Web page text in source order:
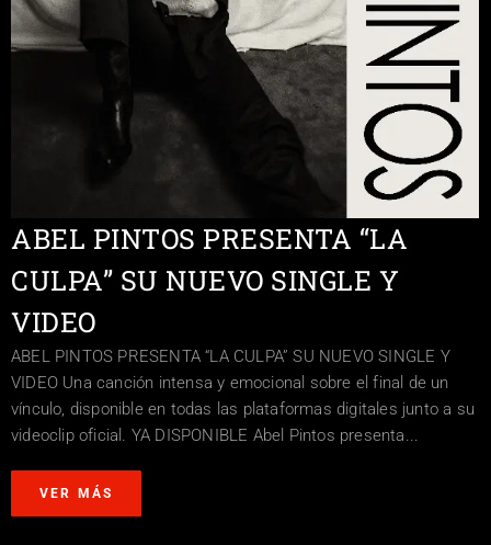
ABEL PINTOS PRESENTA “LA
CULPA” SU NUEVO SINGLE Y
VIDEO
ABEL PINTOS PRESENTA “LA CULPA” SU NUEVO SINGLE Y
VIDEO Una canción intensa y emocional sobre el final de un
vínculo, disponible en todas las plataformas digitales junto a su
videoclip oficial. YA DISPONIBLE Abel Pintos presenta...
VER MÁS